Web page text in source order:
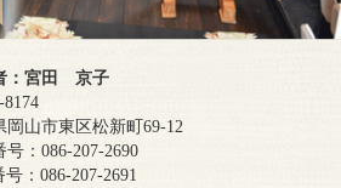
：宮田 京子
8174
岡山市東区松新町69-12
号：086-207-2690
：086-207-2691